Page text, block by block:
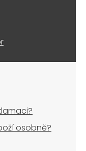
osobně?